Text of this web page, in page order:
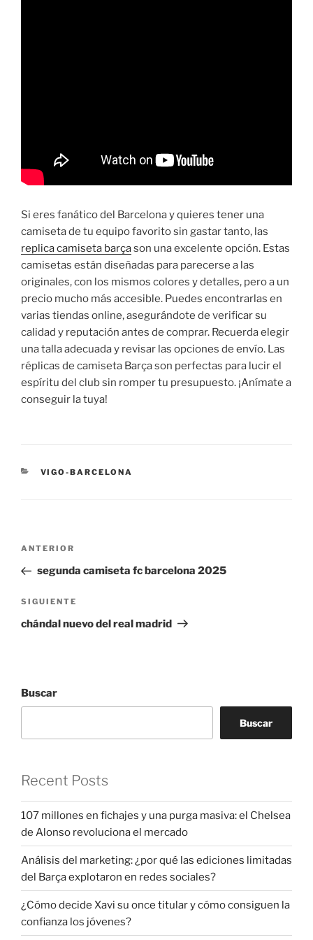
Si eres fanático del Barcelona y quieres tener una
camiseta de tu equipo favorito sin gastar tanto, las
replica camiseta barçason una excelente opción. Estas
camisetas están diseñadas para parecerse a las
originales, con los mismos colores y detalles, pero a un
precio mucho más accesible. Puedes encontrarlas en
varias tiendas online, asegurándote de verificar su
calidad y reputación antes de comprar. Recuerda elegir
una talla adecuada y revisar las opciones de envío. Las
réplicas de camiseta Barça son perfectas para lucir el
espíritu del club sin romper tu presupuesto. ¡Anímate a
conseguir la tuya!
CATEGORÍAS
VIGO-BARCELONA
Navegación
entradas
Entrada
anterior:
ANTERIOR
segunda camiseta fc barcelona 2025
Siguiente
entrada
SIGUIENTE
chándal nuevo del real madrid
Buscar
Buscar
Recent Posts
107 millones en fichajes y una purga masiva: el Chelsea
de Alonso revoluciona el mercado
Análisis del marketing: ¿por qué las ediciones limitadas
del Barça explotaron en redes sociales?
¿Cómo decide Xavi su once titular y cómo consiguen la
confianza los jóvenes?